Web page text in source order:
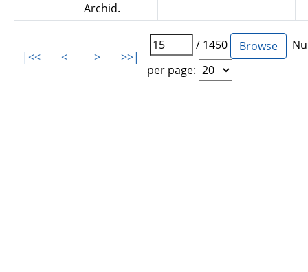
Archid.
|<< < > >>|
/ 1450
per page: